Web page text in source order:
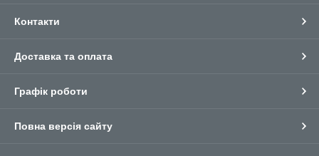
Контакти
Доставка та оплата
Графік роботи
Повна версія сайту